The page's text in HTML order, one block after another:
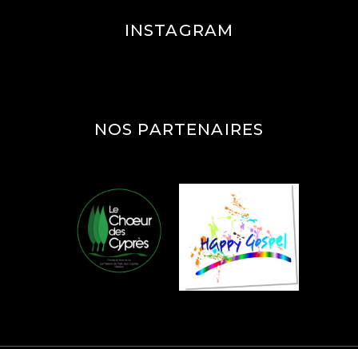
INSTAGRAM
NOS PARTENAIRES